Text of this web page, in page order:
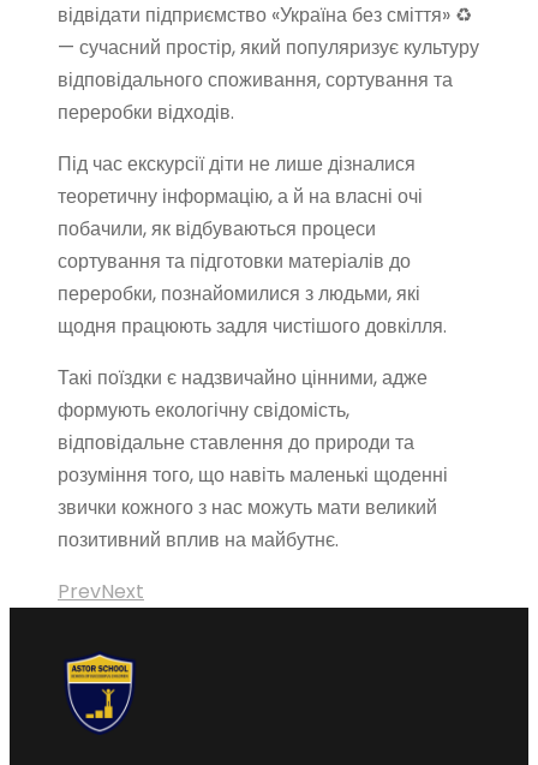
відвідати підприємство «Україна без сміття» ♻️
— сучасний простір, який популяризує культуру
відповідального споживання, сортування та
переробки відходів.
Під час екскурсії діти не лише дізналися
теоретичну інформацію, а й на власні очі
побачили, як відбуваються процеси
сортування та підготовки матеріалів до
переробки, познайомилися з людьми, які
щодня працюють задля чистішого довкілля.
Такі поїздки є надзвичайно цінними, адже
формують екологічну свідомість,
відповідальне ставлення до природи та
розуміння того, що навіть маленькі щоденні
звички кожного з нас можуть мати великий
позитивний вплив на майбутнє.
PrevNext